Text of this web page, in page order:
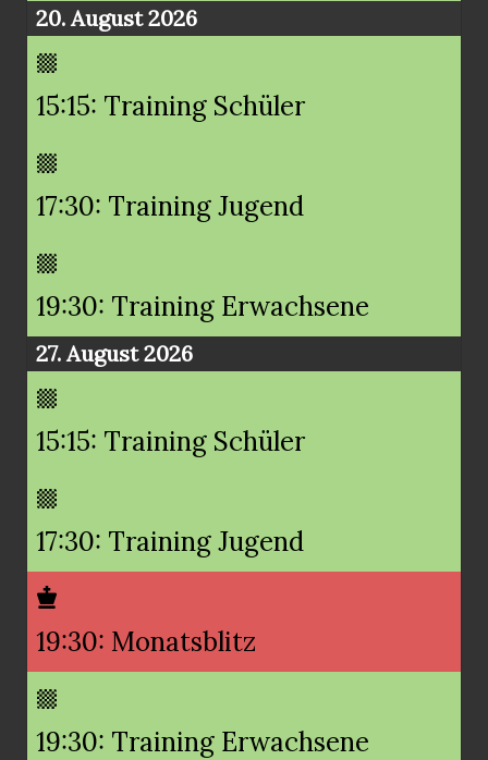
20. August 2026
15:15: Training Schüler
17:30: Training Jugend
19:30: Training Erwachsene
27. August 2026
15:15: Training Schüler
17:30: Training Jugend
19:30: Monatsblitz
19:30: Training Erwachsene